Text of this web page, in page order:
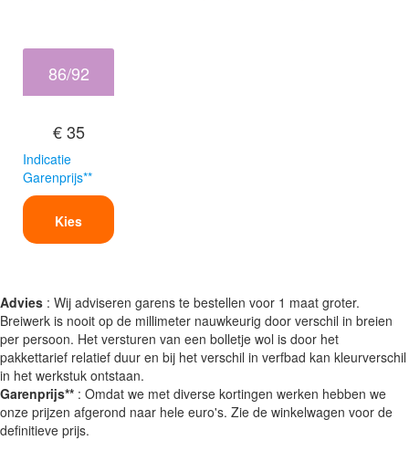
86/92
€ 35
Indicatie
Garenprijs**
Kies
Advies : Wij adviseren garens te bestellen voor 1 maat groter.
Breiwerk is nooit op de millimeter nauwkeurig door verschil in breien
per persoon. Het versturen van een bolletje wol is door het
pakkettarief relatief duur en bij het verschil in verfbad kan kleurverschil
in het werkstuk ontstaan.
Garenprijs** : Omdat we met diverse kortingen werken hebben we
onze prijzen afgerond naar hele euro's. Zie de winkelwagen voor de
definitieve prijs.